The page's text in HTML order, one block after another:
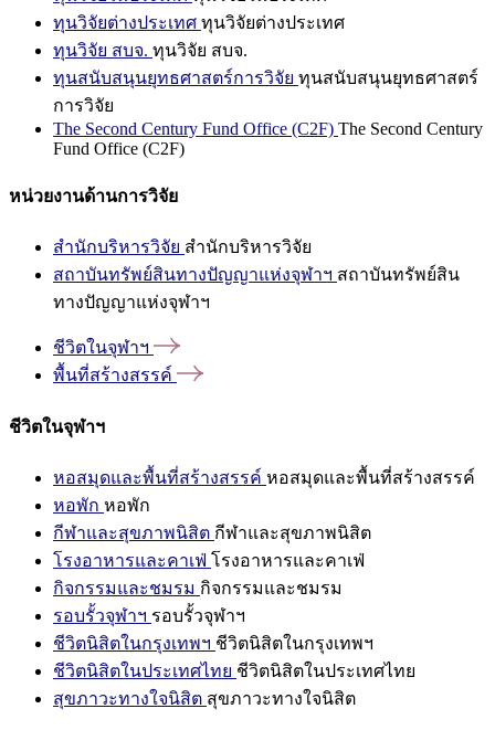
ทุนวิจัยต่างประเทศ ทุนวิจัยต่างประเทศ
ทุนวิจัย สบจ. ทุนวิจัย สบจ.
ทุนสนับสนุนยุทธศาสตร์การวิจัย ทุนสนับสนุนยุทธศาสตร์
การวิจัย
The Second Century Fund Office (C2F) The Second Century
Fund Office (C2F)
หน่วยงานด้านการวิจัย
สำนักบริหารวิจัย สำนักบริหารวิจัย
สถาบันทรัพย์สินทางปัญญาแห่งจุฬาฯ สถาบันทรัพย์สิน
ทางปัญญาแห่งจุฬาฯ
ชีวิตในจุฬาฯ
พื้นที่สร้างสรรค์
ชีวิตในจุฬาฯ
หอสมุดและพื้นที่สร้างสรรค์ หอสมุดและพื้นที่สร้างสรรค์
หอพัก หอพัก
กีฬาและสุขภาพนิสิต กีฬาและสุขภาพนิสิต
โรงอาหารและคาเฟ่ โรงอาหารและคาเฟ่
กิจกรรมและชมรม กิจกรรมและชมรม
รอบรั้วจุฬาฯ รอบรั้วจุฬาฯ
ชีวิตนิสิตในกรุงเทพฯ ชีวิตนิสิตในกรุงเทพฯ
ชีวิตนิสิตในประเทศไทย ชีวิตนิสิตในประเทศไทย
สุขภาวะทางใจนิสิต สุขภาวะทางใจนิสิต